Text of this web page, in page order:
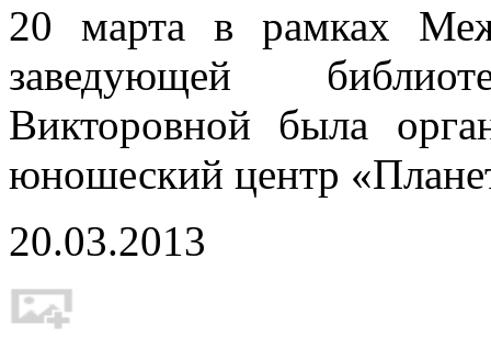
20 марта в рамках
заведующей
Викторовной была
юношеский центр
20.03.2013